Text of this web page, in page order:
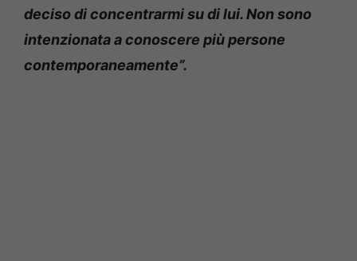
deciso di concentrarmi su di lui. Non sono
intenzionata a conoscere più persone
contemporaneamente”.